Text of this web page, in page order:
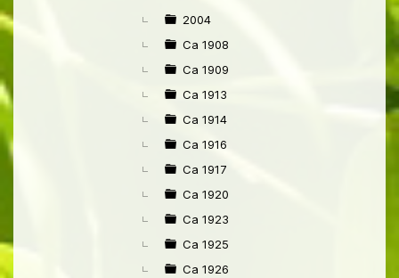
►
2004
Ca 1908
Ca 1909
Ca 1913
Ca 1914
Ca 1916
Ca 1917
Ca 1920
Ca 1923
Ca 1925
Ca 1926